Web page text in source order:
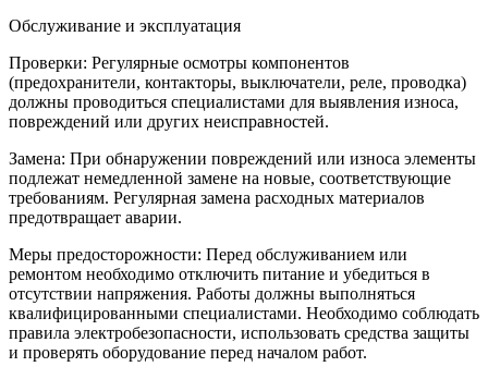
Обслуживание и эксплуатация
Проверки: Регулярные осмотры компонентов
(предохранители, контакторы, выключатели, реле, проводка)
должны проводиться специалистами для выявления износа,
повреждений или других неисправностей.
Замена: При обнаружении повреждений или износа элементы
подлежат немедленной замене на новые, соответствующие
требованиям. Регулярная замена расходных материалов
предотвращает аварии.
Меры предосторожности: Перед обслуживанием или
ремонтом необходимо отключить питание и убедиться в
отсутствии напряжения. Работы должны выполняться
квалифицированными специалистами. Необходимо соблюдать
правила электробезопасности, использовать средства защиты
и проверять оборудование перед началом работ.